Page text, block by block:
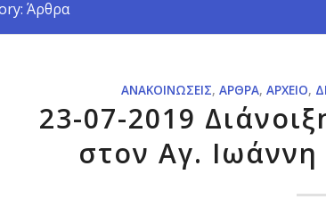
Άρθρα
ΑΝΑΚΟΙΝΏΣΕΙΣ, ΆΡΘΡΑ, ΑΡΧΕΊΟ,
23-07-2019
στον Αγ.